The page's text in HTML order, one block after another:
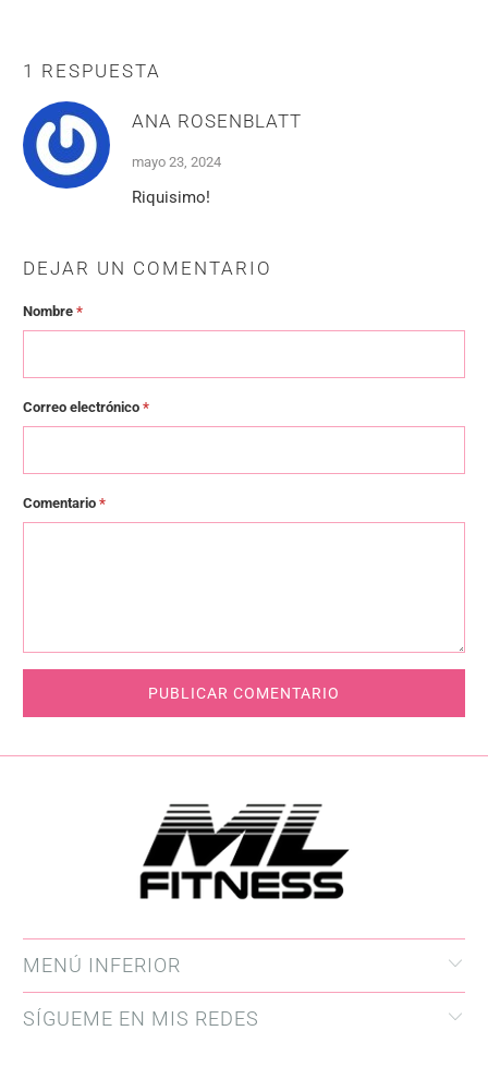
1 RESPUESTA
ANA ROSENBLATT
mayo 23, 2024
Riquisimo!
DEJAR UN COMENTARIO
Nombre*
Correo electrónico*
Comentario*
MENÚ INFERIOR
SÍGUEME EN MIS REDES